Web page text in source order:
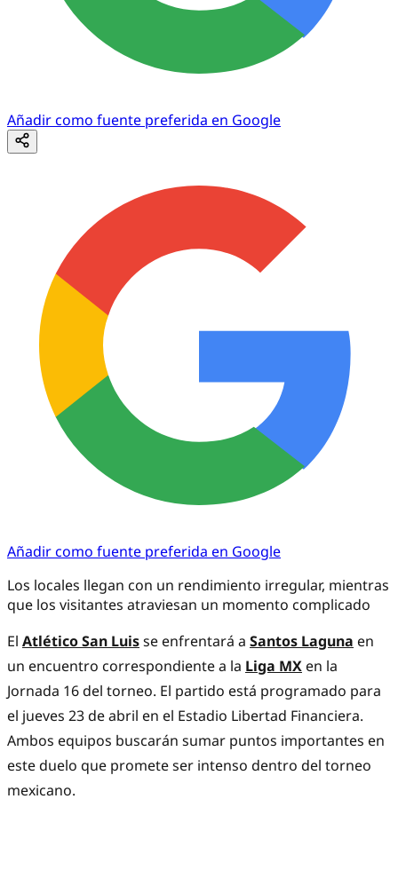
Añadir como fuente preferida en Google
Añadir como fuente preferida en Google
Los locales llegan con un rendimiento irregular, mientras
que los visitantes atraviesan un momento complicado
El Atlético San Luisse enfrentará a Santos Laguna en
un encuentro correspondiente a la Liga MX en la
Jornada 16 del torneo. El partido está programado para
el jueves 23 de abril en el Estadio Libertad Financiera.
Ambos equipos buscarán sumar puntos importantes en
este duelo que promete ser intenso dentro del torneo
mexicano.